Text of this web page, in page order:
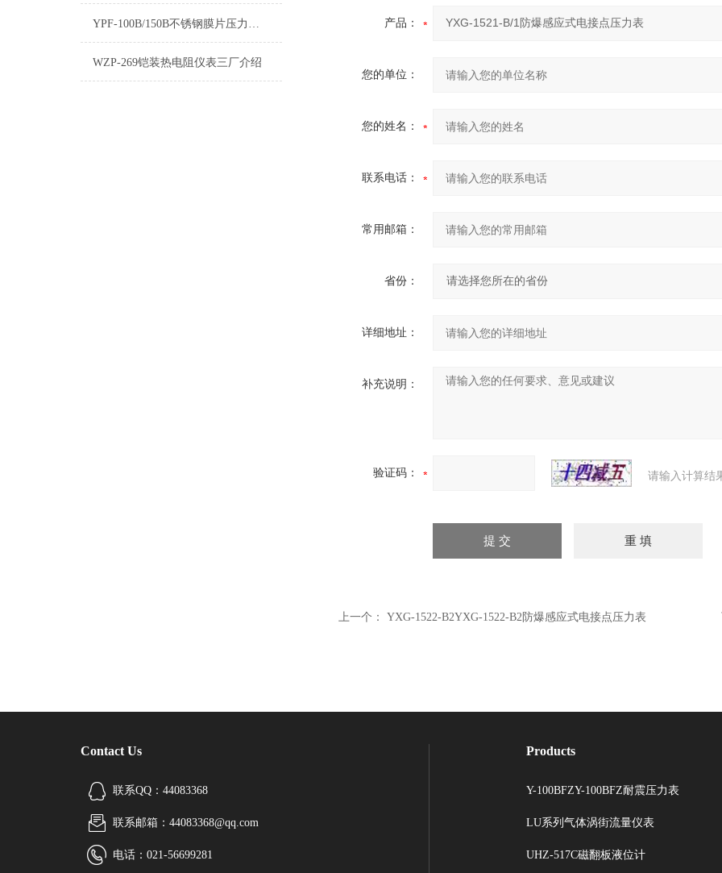
YPF-100B/150B不锈钢膜片压力表上海自动化仪表四厂白云牌技术参数描述
WZP-269铠装热电阻仪表三厂介绍
产品：
您的单位：
您的姓名：
联系电话：
常用邮箱：
省份：
详细地址：
补充说明：
验证码： 请输入计算结
上一个： YXG-1522-B2YXG-1522-B2防爆感应式电接点压力表
Contact Us
联系QQ：44083368
联系邮箱：44083368@qq.com
电话：021-56699281
Products
Y-100BFZY-100BFZ耐震压力表
LU系列气体涡街流量仪表
UHZ-517C磁翻板液位计